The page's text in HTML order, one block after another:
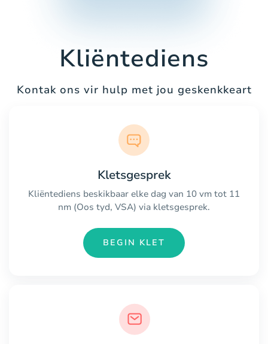
Kliëntediens
Kontak ons vir hulp met jou geskenkkeart
Kletsgesprek
Kliëntediens beskikbaar elke dag van 10 vm tot 11
nm (Oos tyd, VSA) via kletsgesprek.
BEGIN KLET